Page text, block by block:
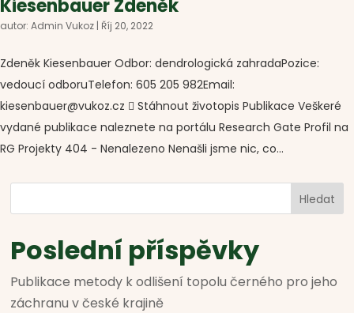
Kiesenbauer Zdeněk
autor: Admin Vukoz | Říj 20, 2022
Zdeněk Kiesenbauer Odbor: dendrologická zahradaPozice:
vedoucí odboruTelefon: 605 205 982Email:
kiesenbauer@vukoz.cz  Stáhnout životopis Publikace Veškeré
vydané publikace naleznete na portálu Research Gate Profil na
RG Projekty 404 - Nenalezeno Nenašli jsme nic, co...
Hledat
Poslední příspěvky
Publikace metody k odlišení topolu černého pro jeho
záchranu v české krajině